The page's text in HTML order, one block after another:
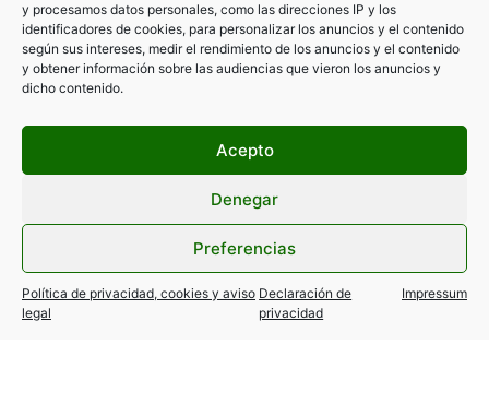
y procesamos datos personales, como las direcciones IP y los
identificadores de cookies, para personalizar los anuncios y el contenido
según sus intereses, medir el rendimiento de los anuncios y el contenido
y obtener información sobre las audiencias que vieron los anuncios y
dicho contenido.
Acepto
Denegar
Preferencias
Política de privacidad, cookies y aviso
legal
Declaración de
privacidad
Impressum